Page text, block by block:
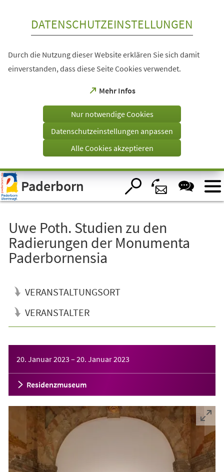
Visuelle
Assistenzsoftware
öffnen.
DATENSCHUTZEINSTELLUNGEN
Durch die Nutzung dieser Website erklären Sie sich damit
einverstanden, dass diese Seite Cookies verwendet.
Mehr Infos
(Öffnet
einem
Tab)
Nur notwendige Cookies
Datenschutzeinstellungen anpassen
Alle Cookies akzeptieren
Paderborn
Uwe Poth. Studien zu den
Radierungen der Monumenta
Paderbornensia
VERANSTALTUNGSORT
VERANSTALTER
20. Januar 2023 – 20. Januar 2023
Residenzmuseum